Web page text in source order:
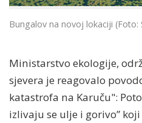
Bungalov na novoj lokaciji (Foto:
Ministarstvo ekologije,
sjevera je reagovalo
katastrofa na Karuču":
izlivaju se ulje i gorivo”